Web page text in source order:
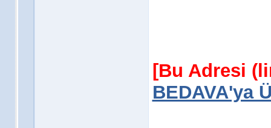
[Bu Adresi
BEDAVA'ya